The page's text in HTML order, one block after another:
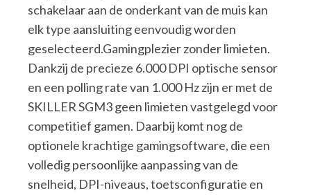
schakelaar aan de onderkant van de muis kan
elk type aansluiting eenvoudig worden
geselecteerd.Gamingplezier zonder limieten.
Dankzij de precieze 6.000 DPI optische sensor
en een polling rate van 1.000 Hz zijn er met de
SKILLER SGM3 geen limieten vastgelegd voor
competitief gamen. Daarbij komt nog de
optionele krachtige gamingsoftware, die een
volledig persoonlijke aanpassing van de
snelheid, DPI-niveaus, toetsconfiguratie en